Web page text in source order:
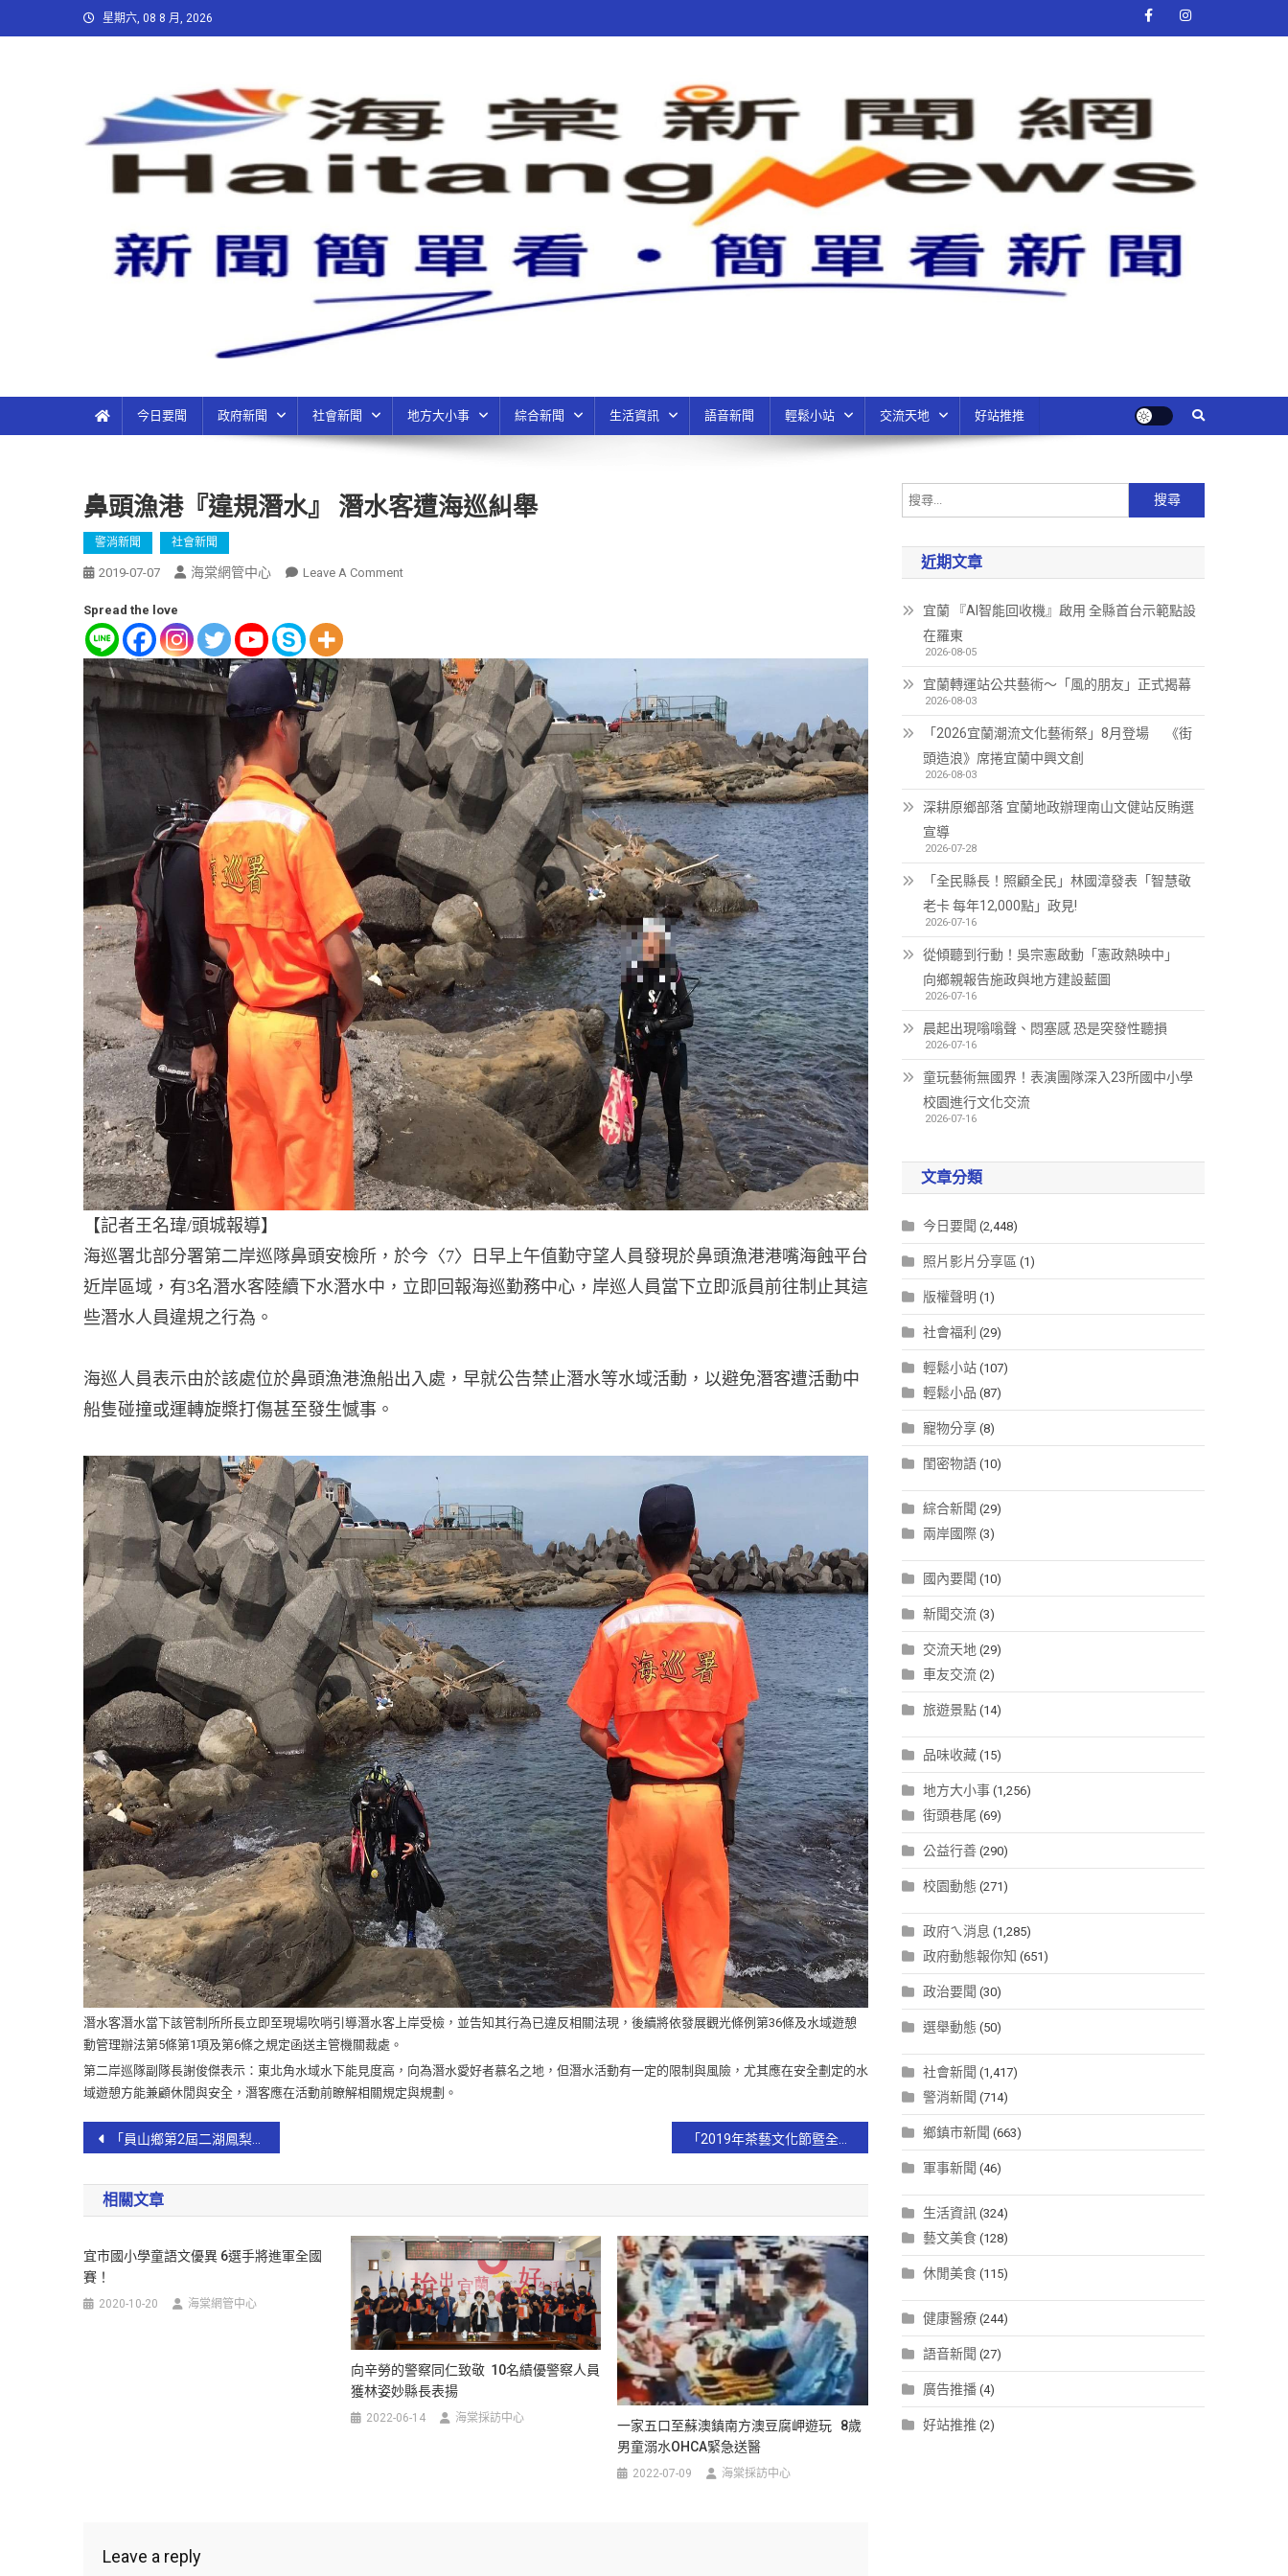
星期六, 08 8 月, 2026
今日要聞 政府新聞 社會新聞 地方大小事 綜合新聞 生活資訊 語音新聞 輕鬆小站 交流天地 好站推推
鼻頭漁港『違規潛水』 潛水客遭海巡糾舉
警消新聞 社會新聞
2019-07-07 海棠網管中心 Leave A Comment
Spread the love
【記者王名瑋/頭城報導】
海巡署北部分署第二岸巡隊鼻頭安檢所，於今〈7〉日早上午值勤守望人員發現於鼻頭漁港港嘴海蝕平台
近岸區域，有3名潛水客陸續下水潛水中，立即回報海巡勤務中心，岸巡人員當下立即派員前往制止其這
些潛水人員違規之行為。
海巡人員表示由於該處位於鼻頭漁港漁船出入處，早就公告禁止潛水等水域活動，以避免潛客遭活動中
船隻碰撞或運轉旋槳打傷甚至發生憾事。
潛水客潛水當下該管制所所長立即至現場吹哨引導潛水客上岸受檢，並告知其行為已違反相關法現，後續將依發展觀光條例第36條及水域遊憩
動管理辦法第5條第1項及第6條之規定函送主管機關裁處。
第二岸巡隊副隊長謝俊傑表示：東北角水域水下能見度高，向為潛水愛好者慕名之地，但潛水活動有一定的限制與風險，尤其應在安全劃定的水
域遊憩方能兼顧休閒與安全，潛客應在活動前瞭解相關規定與規劃。
「員山鄉第2屆二湖鳳梨文化節」風味餐大爆滿 座無虛席
相關文章
宜市國小學童語文優異 6選手將進軍全國
賽！
2020-10-20 海棠網管中心
向辛勞的警察同仁致敬 10名績優警察人員
獲林姿妙縣長表揚
2022-06-14 海棠採訪中心
一家五口至蘇澳鎮南方澳豆腐岬遊玩 8歲
男童溺水OHCA緊急送醫
2022-07-09 海棠採訪中心
Leave a reply
近期文章
宜蘭 『AI智能回收機』啟用 全縣首台示範點設
在羅東
2026-08-05
宜蘭轉運站公共藝術～「風的朋友」正式揭幕
2026-08-03
「2026宜蘭潮流文化藝術祭」8月登場 《街
頭造浪》席捲宜蘭中興文創
2026-08-03
深耕原鄉部落 宜蘭地政辦理南山文健站反賄選
宣導
2026-07-28
「全民縣長！照顧全民」林國漳發表「智慧敬
老卡 每年12,000點」政見!
2026-07-16
從傾聽到行動！吳宗憲啟動「憲政熱映中」
向鄉親報告施政與地方建設藍圖
2026-07-16
晨起出現嗡嗡聲、悶塞感 恐是突發性聽損
2026-07-16
童玩藝術無國界！表演團隊深入23所國中小學
校園進行文化交流
2026-07-16
文章分類
今日要聞 (2,448)
照片影片分享區 (1)
版權聲明 (1)
社會福利 (29)
輕鬆小站 (107)
輕鬆小品 (87)
寵物分享 (8)
閨密物語 (10)
綜合新聞 (29)
兩岸國際 (3)
國內要聞 (10)
新聞交流 (3)
交流天地 (29)
車友交流 (2)
旅遊景點 (14)
品味收藏 (15)
地方大小事 (1,256)
街頭巷尾 (69)
公益行善 (290)
校園動態 (271)
政府ㄟ消息 (1,285)
政府動態報你知 (651)
政治要聞 (30)
選舉動態 (50)
社會新聞 (1,417)
警消新聞 (714)
鄉鎮市新聞 (663)
軍事新聞 (46)
生活資訊 (324)
藝文美食 (128)
休閒美食 (115)
健康醫療 (244)
語音新聞 (27)
廣告推播 (4)
好站推推 (2)